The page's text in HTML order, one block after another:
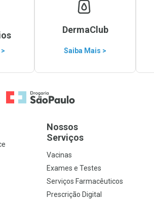
DermaClub
Saiba Mais >
Ir para a Home
Nossos
Serviços
Vacinas
Exames e Testes
Serviços Farmacêuticos
Prescrição Digital